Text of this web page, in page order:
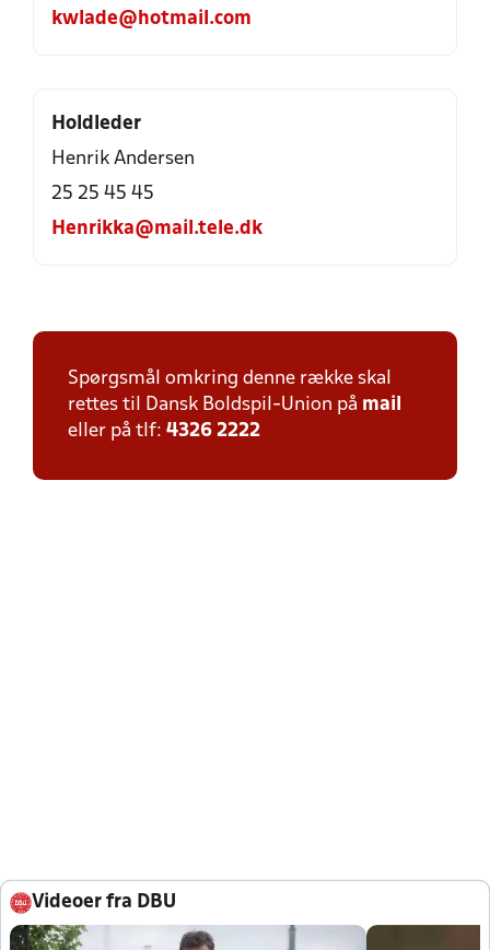
kwlade@hotmail.com
Holdleder
Henrik Andersen
25 25 45 45
Henrikka@mail.tele.dk
Spørgsmål omkring denne række skal
rettes til Dansk Boldspil-Union på mail
eller på tlf: 4326 2222
Videoer fra DBU